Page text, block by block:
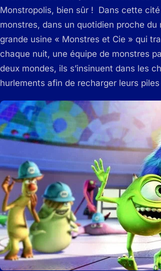
Monstropolis, bien sûr ! Dans cette
monstres, dans un quotidien proche
grande usine « Monstres et Cie » qui
chaque nuit, une équipe de monstres
deux mondes, ils s’insinuent dans les
hurlements afin de recharger leurs